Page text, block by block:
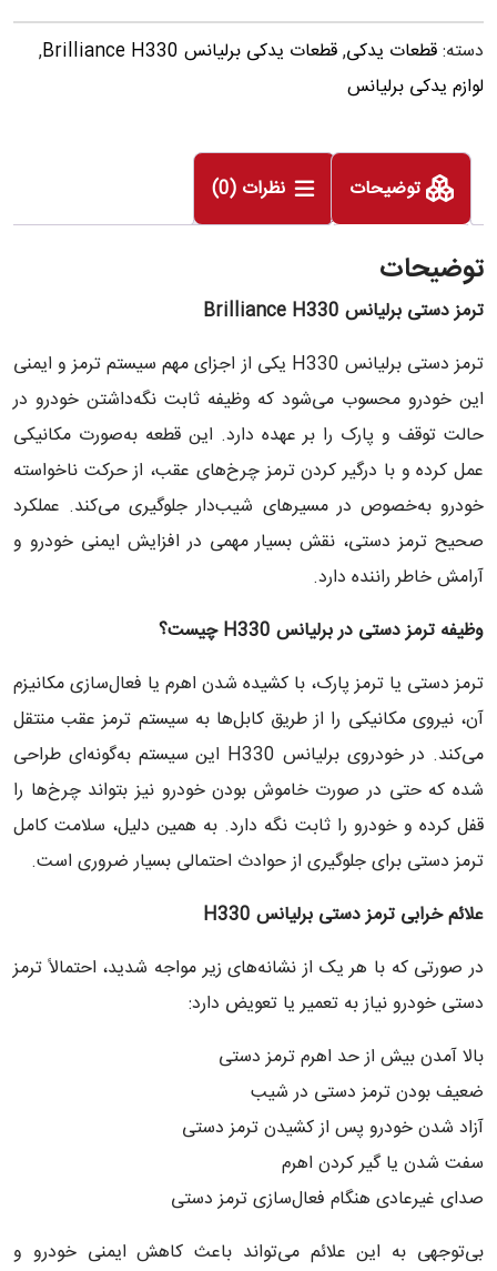
دسته:قطعات یدکی,قطعات یدکی برلیانس Brilliance H330
,
لوازم یدکی برلیانس
توضیحات نظرات (0)
توضیحات
ترمز دستی برلیانس Brilliance H330
ترمز دستی برلیانس H330 یکی از اجزای مهم سیستم ترمز و ایمنی
این خودرو محسوب می‌شود که وظیفه ثابت نگه‌داشتن خودرو در
حالت توقف و پارک را بر عهده دارد. این قطعه به‌صورت مکانیکی
عمل کرده و با درگیر کردن ترمز چرخ‌های عقب، از حرکت ناخواسته
خودرو به‌خصوص در مسیرهای شیب‌دار جلوگیری می‌کند. عملکرد
صحیح ترمز دستی، نقش بسیار مهمی در افزایش ایمنی خودرو و
آرامش خاطر راننده دارد.
وظیفه ترمز دستی در برلیانس
چیست؟
ترمز دستی یا ترمز پارک، با کشیده شدن اهرم یا فعال‌سازی مکانیزم
آن، نیروی مکانیکی را از طریق کابل‌ها به سیستم ترمز عقب منتقل
می‌کند. در خودروی برلیانس H330 این سیستم به‌گونه‌ای طراحی
شده که حتی در صورت خاموش بودن خودرو نیز بتواند چرخ‌ها را
قفل کرده و خودرو را ثابت نگه دارد. به همین دلیل، سلامت کامل
ترمز دستی برای جلوگیری از حوادث احتمالی بسیار ضروری است.
علائم خرابی ترمز دستی برلیانس
در صورتی که با هر یک از نشانه‌های زیر مواجه شدید، احتمالاً ترمز
دستی خودرو نیاز به تعمیر یا تعویض دارد:
بالا آمدن بیش از حد اهرم ترمز دستی
ضعیف بودن ترمز دستی در شیب
آزاد شدن خودرو پس از کشیدن ترمز دستی
سفت شدن یا گیر کردن اهرم
صدای غیرعادی هنگام فعال‌سازی ترمز دستی
بی‌توجهی به این علائم می‌تواند باعث کاهش ایمنی خودرو و